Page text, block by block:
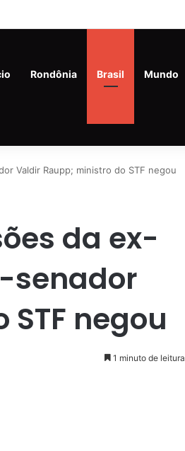
drogas e revólver na Vila Princesa
Rondônia Brasil Mundo
Valdir Raupp; ministro do STF negou
da ex-
senador
negou
1 minuto de leitura